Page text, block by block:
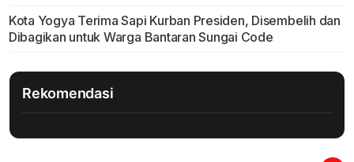
Kota Yogya Terima Sapi Kurban Presiden, Disembelih dan
Dibagikan untuk Warga Bantaran Sungai Code
Rekomendasi